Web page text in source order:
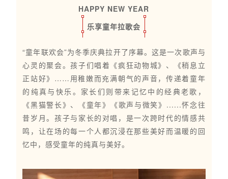
HAPPY NEW YEAR
乐享童年拉歌会
“童年联欢会”为冬季庆典拉开了序幕。这是一次歌声与
心灵的聚会。孩子们唱着《疯狂动物城》、《稍息立
正站好》……用稚嫩而充满朝气的声音，传递着童年
的纯真与快乐。家长们则带来记忆中的经典老歌，
《黑猫警长》、《童年》《歌声与微笑》......怀念往
昔岁月。孩子与家长的对唱，是一次跨时代的情感共
鸣，让在场的每一个人都沉浸在那些美好而温暖的回
忆中，感受童年的纯真与美好。